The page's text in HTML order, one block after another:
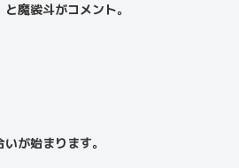
魔裟斗がコメント。
が始まります。